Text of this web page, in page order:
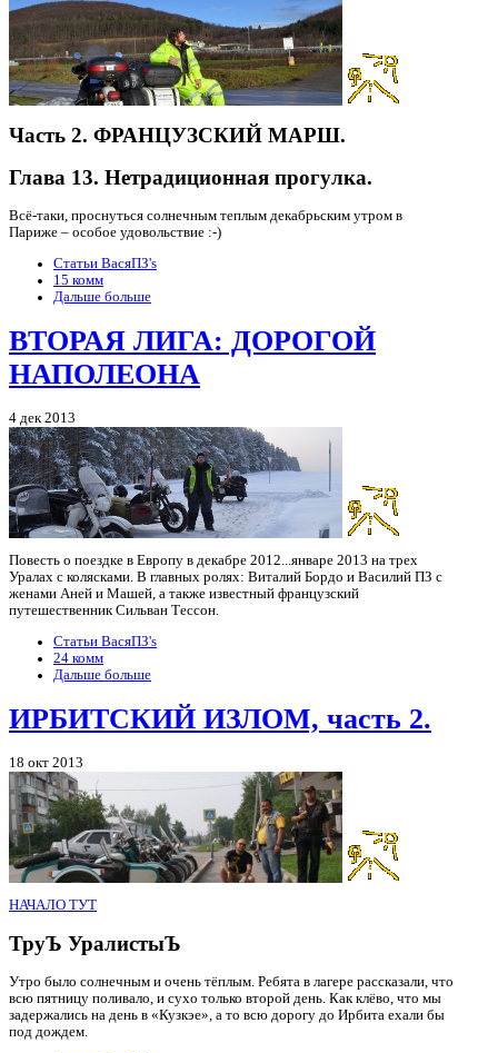
Часть 2. ФРАНЦУЗСКИЙ МАРШ.
Глава 13. Нетрадиционная прогулка.
Всё-таки, проснуться солнечным теплым декабрьским утром в
Париже – особое удовольствие :-)
Статьи ВасяПЗ's
15 комм
Дальше больше
ВТОРАЯ ЛИГА: ДОРОГОЙ
НАПОЛЕОНА
4 дек 2013
Повесть о поездке в Европу в декабре 2012...январе 2013 на трех
Уралах с колясками. В главных ролях: Виталий Бордо и Василий ПЗ с
женами Аней и Машей, а также известный французский
путешественник Сильван Тессон.
Статьи ВасяПЗ's
24 комм
Дальше больше
ИРБИТСКИЙ ИЗЛОМ, часть 2.
18 окт 2013
НАЧАЛО ТУТ
ТруЪ УралистыЪ
Утро было солнечным и очень тёплым. Ребята в лагере рассказали, что
всю пятницу поливало, и сухо только второй день. Как клёво, что мы
задержались на день в «Кузкэе», а то всю дорогу до Ирбита ехали бы
под дождем.